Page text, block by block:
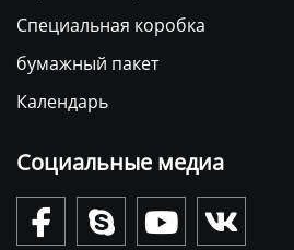
Специальная коробка
бумажный пакет
Календарь
Социальные медиа
   